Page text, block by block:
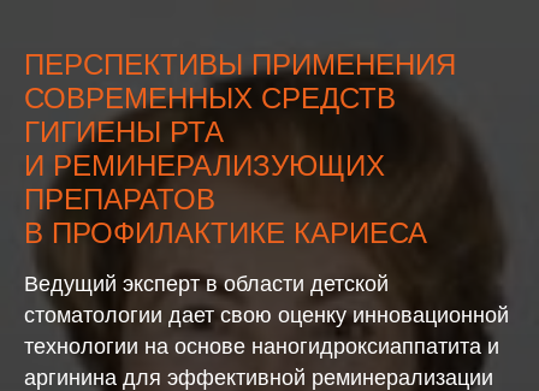
ПЕРСПЕКТИВЫ ПРИМЕНЕНИЯ
СОВРЕМЕННЫХ СРЕДСТВ
ГИГИЕНЫ РТА
И РЕМИНЕРАЛИЗУЮЩИХ
ПРЕПАРАТОВ
В ПРОФИЛАКТИКЕ КАРИЕСА
Ведущий эксперт в области детской
стоматологии дает свою оценку инновационной
технологии на основе наногидроксиаппатита и
аргинина для эффективной реминерализации